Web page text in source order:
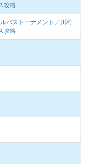
攻略
バストーナメント／川村
攻略